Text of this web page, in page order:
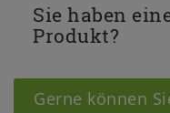
Sie haben
Produkt?
Gerne können